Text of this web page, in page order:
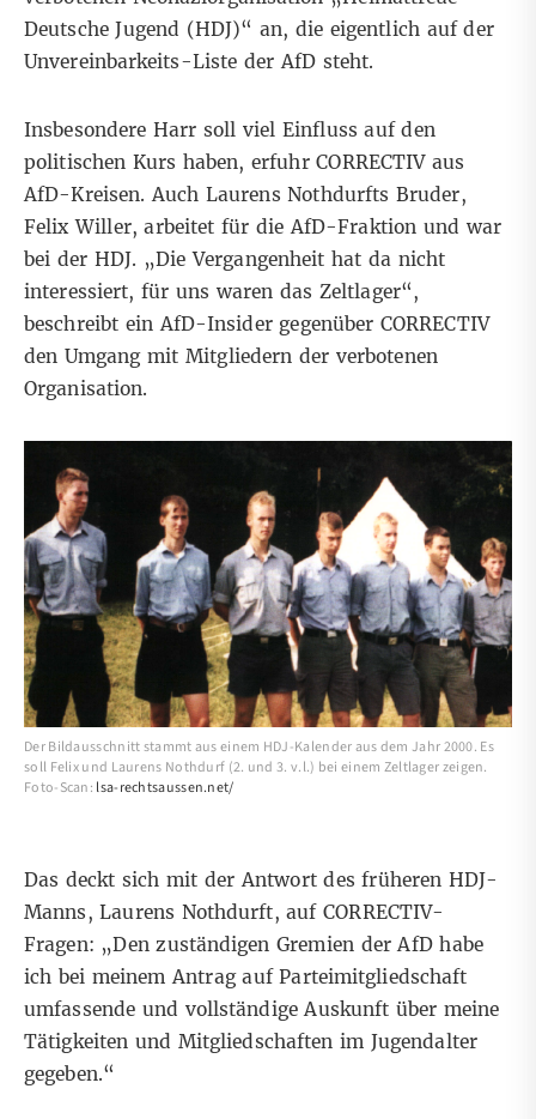
Deutsche Jugend (HDJ)“ an, die eigentlich auf der
Unvereinbarkeits-Liste der AfD steht.
Insbesondere Harr soll viel Einfluss auf den
politischen Kurs haben, erfuhr CORRECTIV aus
AfD-Kreisen. Auch Laurens Nothdurfts Bruder,
Felix Willer, arbeitet für die AfD-Fraktion und war
bei der HDJ. „Die Vergangenheit hat da nicht
interessiert, für uns waren das Zeltlager“,
beschreibt ein AfD-Insider gegenüber CORRECTIV
den Umgang mit Mitgliedern der verbotenen
Organisation.
Der Bildausschnitt stammt aus einem HDJ-Kalender aus dem Jahr 2000. Es
soll Felix und Laurens Nothdurf (2. und 3. v.l.) bei einem Zeltlager zeigen.
Foto-Scan: lsa-rechtsaussen.net/
Das deckt sich mit der Antwort des früheren HDJ-
Manns, Laurens Nothdurft, auf CORRECTIV-
Fragen: „Den zuständigen Gremien der AfD habe
ich bei meinem Antrag auf Parteimitgliedschaft
umfassende und vollständige Auskunft über meine
Tätigkeiten und Mitgliedschaften im Jugendalter
gegeben.“